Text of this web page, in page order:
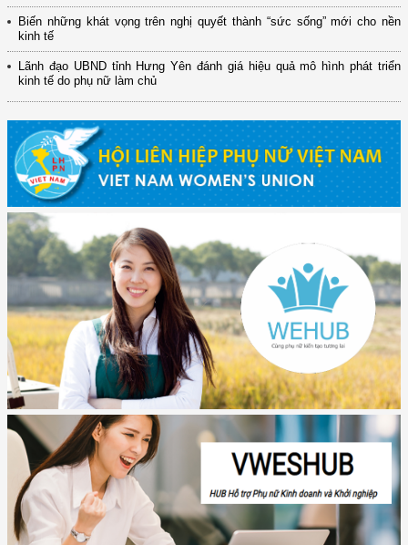
Biến những khát vọng trên nghị quyết thành “sức sống” mới cho nền
kinh tế
Lãnh đạo UBND tỉnh Hưng Yên đánh giá hiệu quả mô hình phát triển
kinh tế do phụ nữ làm chủ